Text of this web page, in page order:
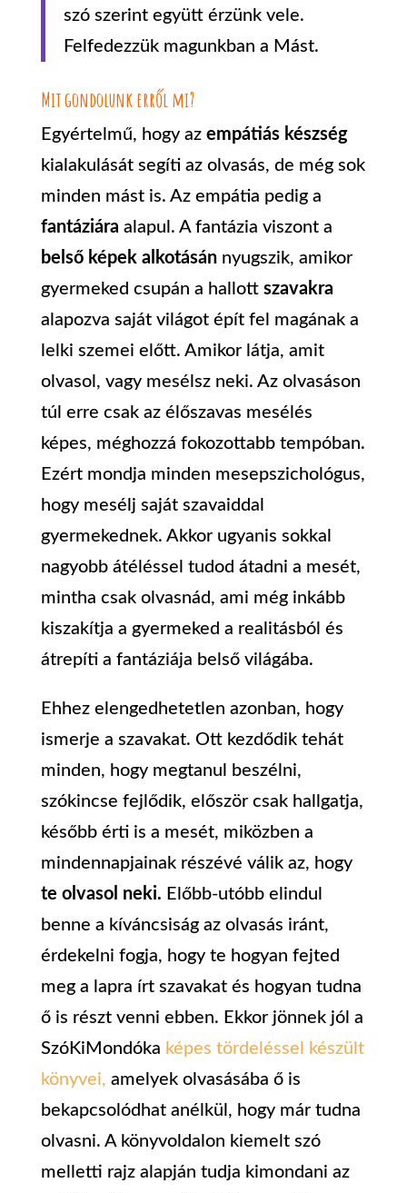
szó szerint együtt érzünk vele.
Felfedezzük magunkban a Mást.
Mit gondolunk erről mi?
Egyértelmű, hogy az empátiás készség
kialakulását segíti az olvasás, de még sok
minden mást is. Az empátia pedig a
fantáziára alapul. A fantázia viszont a
belső képek alkotásánnyugszik, amikor
gyermeked csupán a hallottszavakra
alapozva saját világot épít fel magának a
lelki szemei előtt. Amikor látja, amit
olvasol, vagy mesélsz neki. Az olvasáson
túl erre csak az élőszavas mesélés
képes, méghozzá fokozottabb tempóban.
Ezért mondja minden mesepszichológus,
hogy mesélj saját szavaiddal
gyermekednek. Akkor ugyanis sokkal
nagyobb átéléssel tudod átadni a mesét,
mintha csak olvasnád, ami még inkább
kiszakítja a gyermeked a realitásból és
átrepíti a fantáziája belső világába.
Ehhez elengedhetetlen azonban, hogy
ismerje a szavakat. Ott kezdődik tehát
minden, hogy megtanul beszélni,
szókincse fejlődik, először csak hallgatja,
később érti is a mesét, miközben a
mindennapjainak részévé válik az, hogy
te olvasol neki. Előbb-utóbb elindul
benne a kíváncsiság az olvasás iránt,
érdekelni fogja, hogy te hogyan fejted
meg a lapra írt szavakat és hogyan tudna
ő is részt venni ebben. Ekkor jönnek jól a
SzóKiMondóka képes tördeléssel készült
könyvei, amelyek olvasásába ő is
bekapcsolódhat anélkül, hogy már tudna
olvasni. A könyvoldalon kiemelt szó
melletti rajz alapján tudja kimondani az